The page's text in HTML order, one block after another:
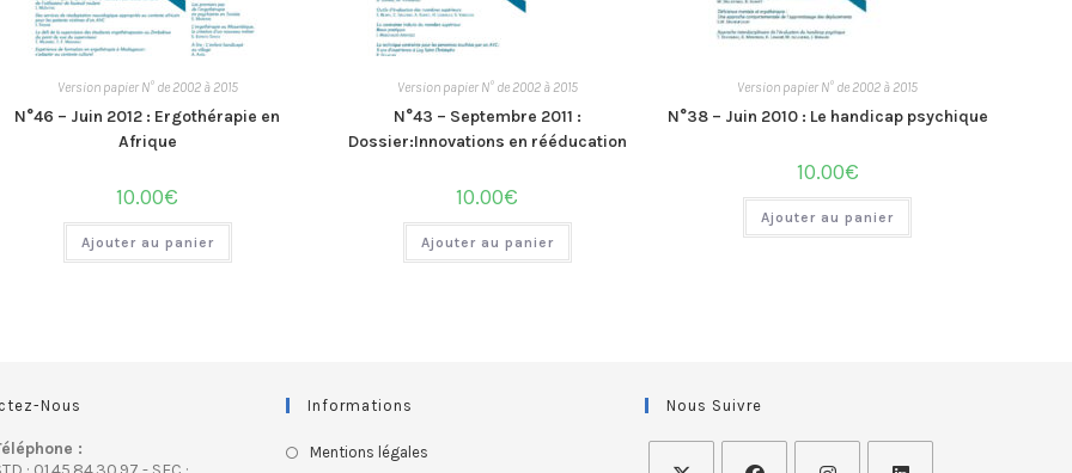
Version papier N° de 2002 à 2015
N°46 – Juin 2012 : Ergothérapie en
Afrique
10.00€
Ajouter au panier
Version papier N° de 2002 à 2015
N°43 – Septembre 2011 :
Dossier:Innovations en rééducation
10.00€
Ajouter au panier
Version papier N° de 2002 à 2015
N°38 – Juin 2010 : Le handicap psychique
10.00€
Ajouter au panier
Nous
:
Informations
Mentions légales
Nous Suivre